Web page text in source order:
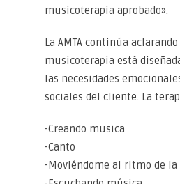
musicoterapia aprobado».
La AMTA continúa
musicoterapia está
las necesidades
sociales del cliente. La
-Creando musica
-Canto
-Moviéndome al ritmo de la